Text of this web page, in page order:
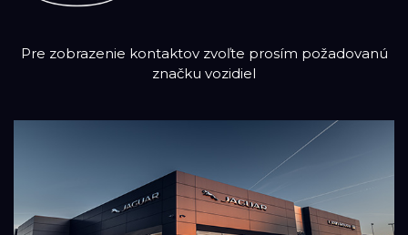
Pre zobrazenie kontaktov zvoľte prosím požadovanú
značku vozidiel